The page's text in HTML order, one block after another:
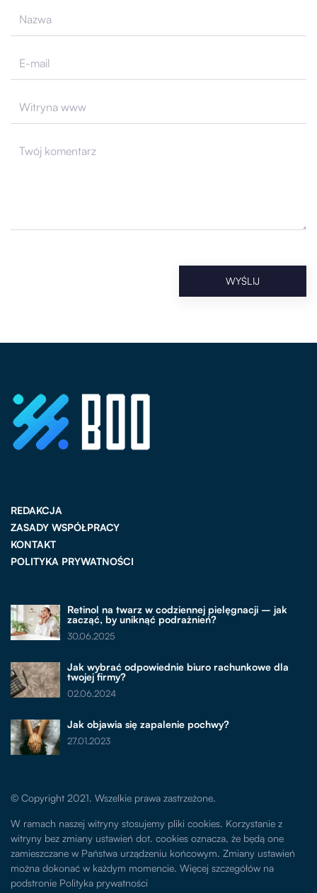
REDAKCJA
ZASADY WSPÓŁPRACY
KONTAKT
POLITYKA PRYWATNOŚCI
Retinol na twarz w codziennej pielęgnacji – jak
zacząć, by uniknąć podrażnień?
30.06.2025
Jak wybrać odpowiednie biuro rachunkowe dla
twojej firmy?
02.06.2024
Jak objawia się zapalenie pochwy?
27.01.2023
© Copyright 2021. Wszelkie prawa zastrzeżone.
W ramach naszej witryny stosujemy pliki cookies. Korzystanie z
witryny bez zmiany ustawień dot. cookies oznacza, że będą one
zamieszczane w Państwa urządzeniu końcowym. Zmiany ustawień
można dokonać w każdym momencie. Więcej szczegółów na
podstronie Polityka prywatności